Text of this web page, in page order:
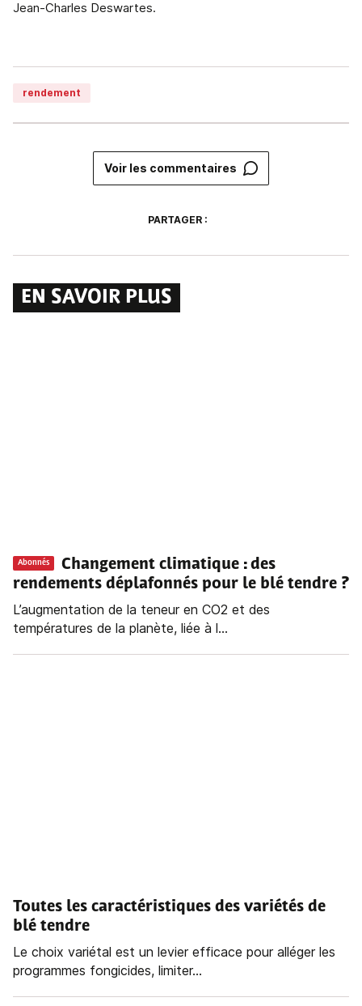
Jean-Charles Deswartes.
rendement
Voir les commentaires
PARTAGER :
EN SAVOIR PLUS
Abonnés
Changement climatique : des
rendements déplafonnés pour le blé tendre ?
L’augmentation de la teneur en CO2 et des
températures de la planète, liée à l...
Toutes les caractéristiques des variétés de
blé tendre
Le choix variétal est un levier efficace pour alléger les
programmes fongicides, limiter...